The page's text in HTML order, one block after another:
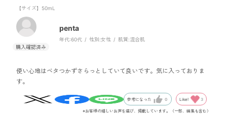
【サイズ】50mL
penta
年代:60代 性別:女性 肌質:混合肌
使い心地はベタつかずさらっとしていて良いです。気に入っておりま
す。
参考になった 0 Like! 3
※お客様の嬉しいお声を選び、掲載しています。（一部、編集も含む）